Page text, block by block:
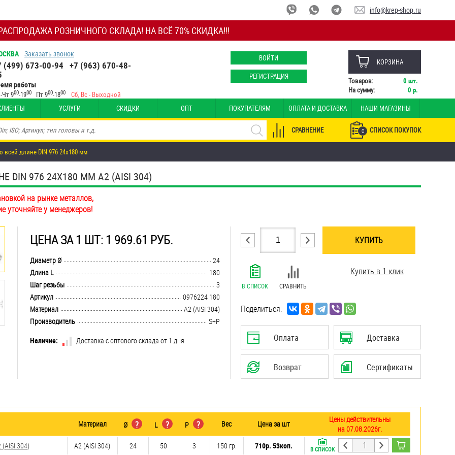
РОЗНИЧНОГО СКЛАДА! НА ВСЁ 70% СКИДКА!!!
info@krep-shop.ru
Заказать звонок
(499) 673-00-94 +7 (963) 670-48-
работы
Чт 900-1900 Пт 900-1800 Сб, Вс - Выходной
ВОЙТИ
РЕГИСТРАЦИЯ
КОРЗИНА
Товаров: 0 шт.
На сумму:
0 р.
УСЛУГИ СКИДКИ ОПТ ПОКУПАТЕЛЯМ ОПЛАТА И ДОСТАВКА НАШИ МАГАЗИНЫ
0 СПИСОК ПОКУПОК
СРАВНЕНИЕ
длине DIN 976 24х180 мм
976 24Х180 ММ А2 (AISI 304)
на рынке металлов,
уточняйте у менеджеров!
ЦЕНА ЗА 1 ШТ: 1 969.61 РУБ.
........................................................................................................................................................................................................
Диаметр Ø
24
........................................................................................................................................................................................................
Длина L
180
........................................................................................................................................................................................................
Шаг резьбы
3
........................................................................................................................................................................................................
Артикул
0976224 180
........................................................................................................................................................................................................
Материал
А2 (AISI 304)
........................................................................................................................................................................................................
Производитель
S+P
Наличие:
Доставка с оптового склада от 1 дня
КУПИТЬ
В СПИСОК СРАВНИТЬ
Купить в 1 клик
Поделиться:
Оплата Доставка
Возврат Сертификаты
Материал Ø ? L ? P ? Вес Цена за шт
Цены действительны
на 07.08.2026г.
304)
А2 (AISI 304) 24 50 3 150 гр. 710р. 53коп. В СПИСОК